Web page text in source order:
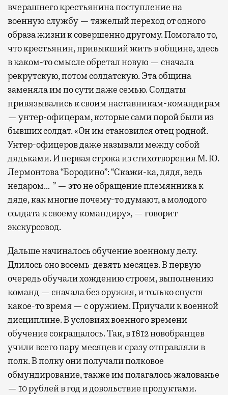
вчерашнего крестьянина поступление на
военную службу — тяжелый переход от одного
образа жизни к совершенно другому. Помогало то,
что крестьянин, привыкший жить в общине, здесь
в каком-то смысле обретал новую — сначала
рекрутскую, потом солдатскую. Эта община
заменяла им по сути даже семью. Солдаты
привязывались к своим наставникам-командирам
— унтер-офицерам, которые сами порой были из
бывших солдат. «Он им становился отец родной.
Унтер-офицеров даже называли между собой
дядьками. И первая строка из стихотворения М. Ю.
Лермонтова “Бородино”: “Скажи-ка, дядя, ведь
недаром… ” — это не обращение племянника к
дяде, как многие почему-то думают, а молодого
солдата к своему командиру», — говорит
экскурсовод.
Дальше начиналось обучение военному делу.
Длилось оно восемь-девять месяцев. В первую
очередь обучали хождению строем, выполнению
команд — сначала без оружия, и только спустя
какое-то время — с оружием. Приучали к военной
дисциплине. В условиях военного времени
обучение сокращалось. Так, в 1812 новобранцев
учили всего пару месяцев и сразу отправляли в
полк. В полку они получали полковое
обмундирование, также им полагалось жалованье
— 10 рублей в год и довольствие продуктами.